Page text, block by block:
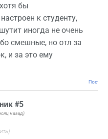
бы
к студенту,
иногда не очень
смешные, но отл за
и за это ему
#5
назад)